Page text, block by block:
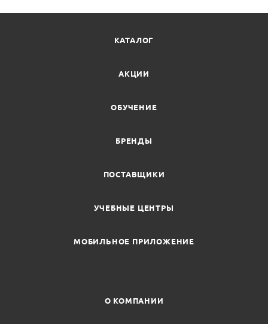
КАТАЛОГ
АКЦИИ
ОБУЧЕНИЕ
БРЕНДЫ
ПОСТАВЩИКИ
УЧЕБНЫЕ ЦЕНТРЫ
МОБИЛЬНОЕ ПРИЛОЖЕНИЕ
О КОМПАНИИ